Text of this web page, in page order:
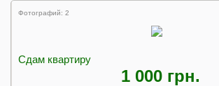
Фотографий: 2
Сдам квартиру
1 000 грн.